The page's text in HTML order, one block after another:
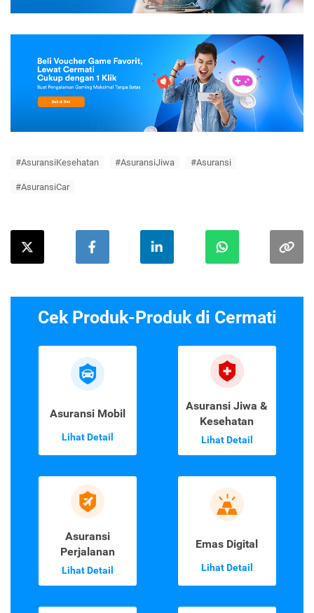
#AsuransiKesehatan #AsuransiJiwa #Asuransi
#AsuransiCar
Cek Produk-Produk di Cermati
Asuransi Mobil
Lihat Detail
Asuransi Jiwa &
Kesehatan
Lihat Detail
Asuransi
Perjalanan
Lihat Detail
Emas Digital
Lihat Detail